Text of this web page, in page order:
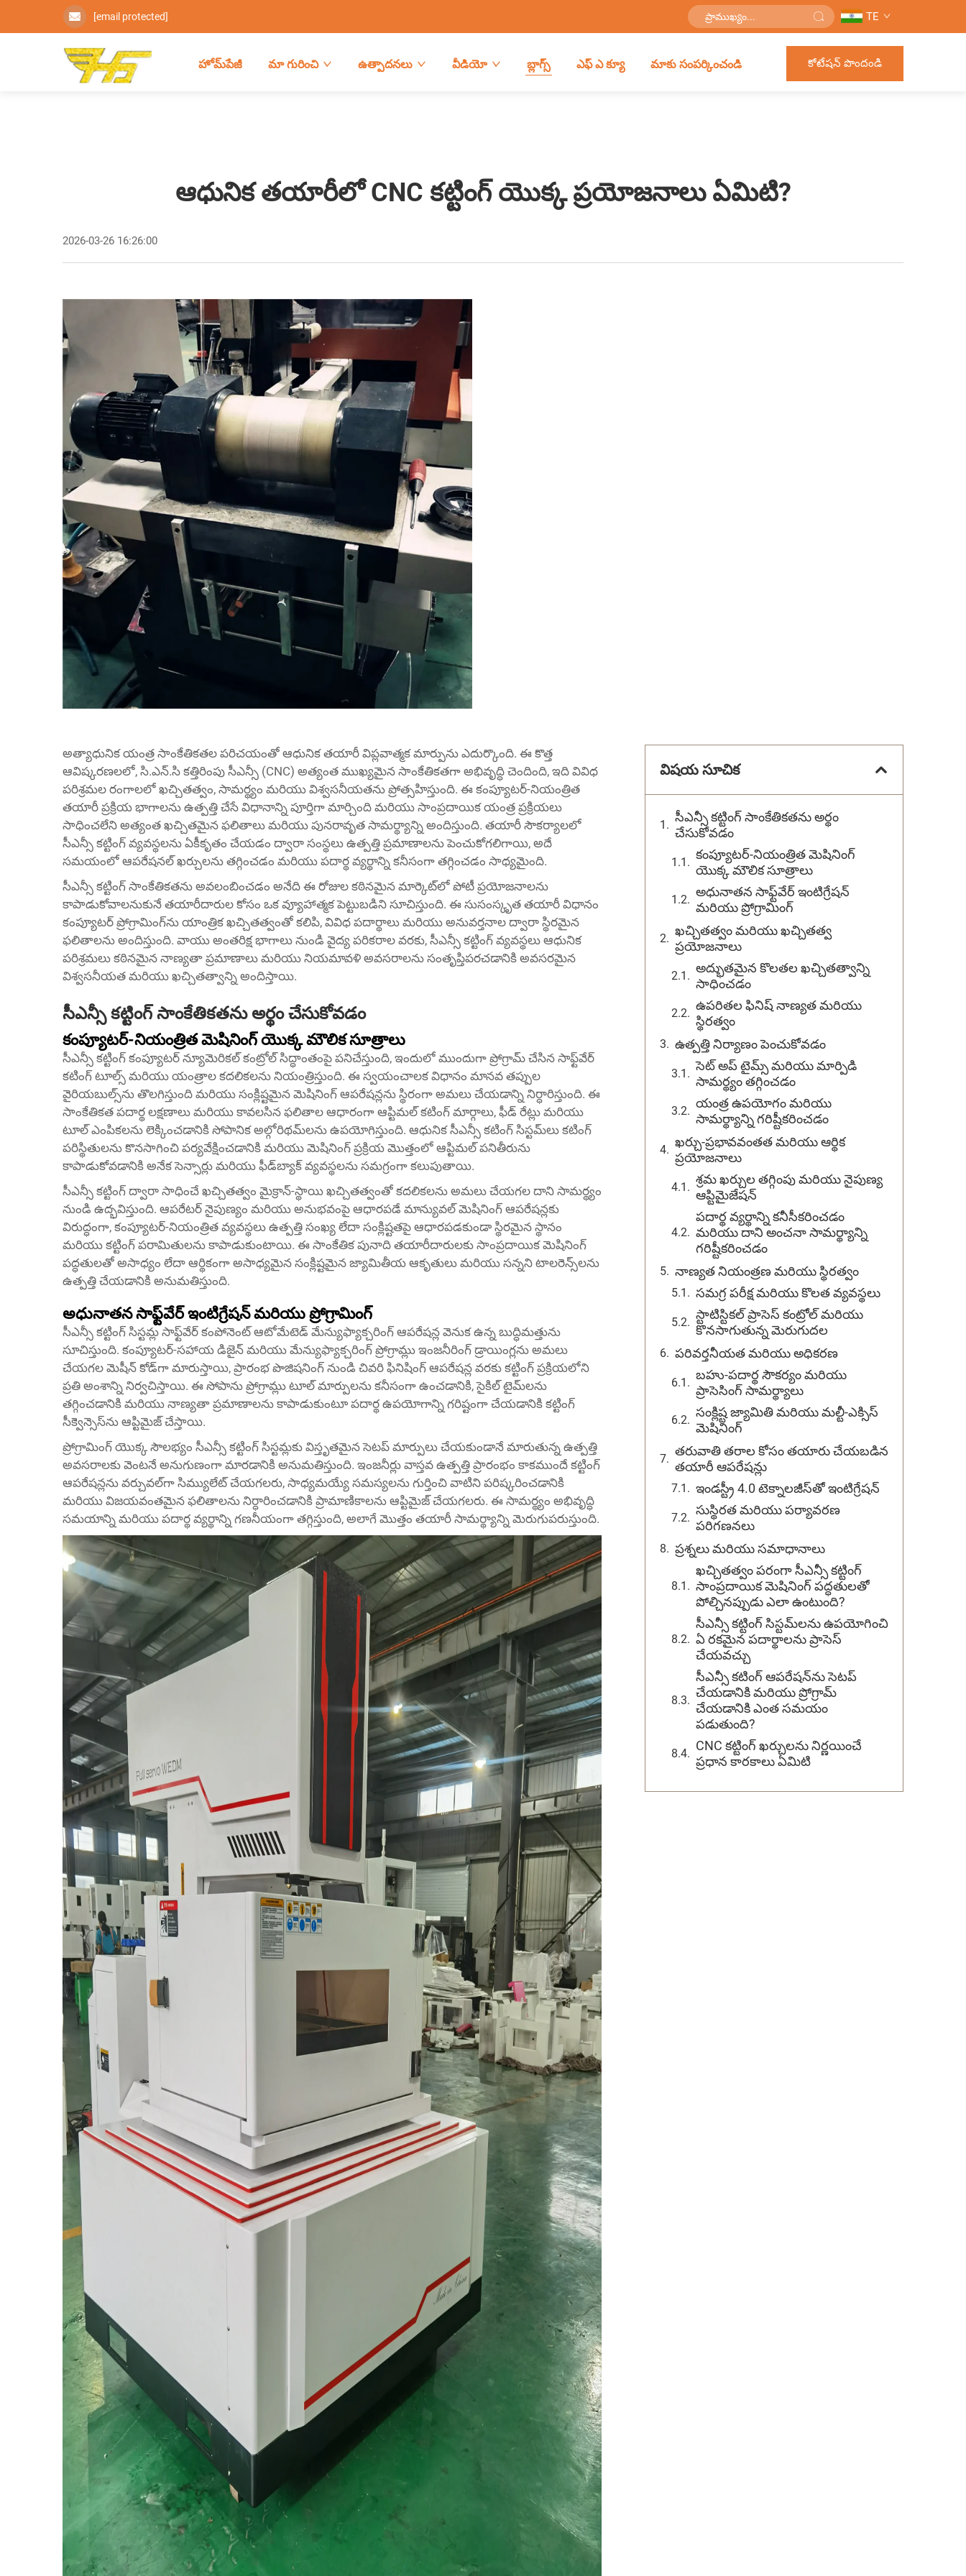
[email protected] TE
హోమ్‌పేజీ మా గురించి ఉత్పాదనలు వీడియో బ్లాగ్స్ ఎఫ్ ఎ క్యూ మాకు సంపర్కించండి కోటేషన్ పొందండి
ఆధునిక తయారీలో CNC కట్టింగ్ యొక్క ప్రయోజనాలు ఏమిటి?
2026-03-26 16:26:00
అత్యాధునిక యంత్ర సాంకేతికతల పరిచయంతో ఆధునిక తయారీ విప్లవాత్మక మార్పును ఎదుర్కొంది. ఈ కొత్త
ఆవిష్కరణలలో, సి.ఎన్.సి కత్తిరింపు సీఎన్సీ (CNC) అత్యంత ముఖ్యమైన సాంకేతికతగా అభివృద్ధి చెందింది, ఇది వివిధ
పరిశ్రమల రంగాలలో ఖచ్చితత్వం, సామర్థ్యం మరియు విశ్వసనీయతను ప్రోత్సహిస్తుంది. ఈ కంప్యూటర్-నియంత్రిత
తయారీ ప్రక్రియ భాగాలను ఉత్పత్తి చేసే విధానాన్ని పూర్తిగా మార్చింది మరియు సాంప్రదాయిక యంత్ర ప్రక్రియలు
సాధించలేని అత్యంత ఖచ్చితమైన ఫలితాలు మరియు పునరావృత సామర్థ్యాన్ని అందిస్తుంది. తయారీ సౌకర్యాలలో
సీఎన్సీ కట్టింగ్ వ్యవస్థలను ఏకీకృతం చేయడం ద్వారా సంస్థలు ఉత్పత్తి ప్రమాణాలను పెంచుకోగలిగాయి, అదే
సమయంలో ఆపరేషనల్ ఖర్చులను తగ్గించడం మరియు పదార్థ వ్యర్థాన్ని కనీసంగా తగ్గించడం సాధ్యమైంది.
సీఎన్సీ కట్టింగ్ సాంకేతికతను అవలంబించడం అనేది ఈ రోజుల కఠినమైన మార్కెట్‌లో పోటీ ప్రయోజనాలను
కాపాడుకోవాలనుకునే తయారీదారుల కోసం ఒక వ్యూహాత్మక పెట్టుబడిని సూచిస్తుంది. ఈ సుసంస్కృత తయారీ విధానం
కంప్యూటర్ ప్రోగ్రామింగ్‌ను యాంత్రిక ఖచ్చితత్వంతో కలిపి, వివిధ పదార్థాలు మరియు అనువర్తనాల ద్వారా స్థిరమైన
ఫలితాలను అందిస్తుంది. వాయు అంతరిక్ష భాగాలు నుండి వైద్య పరికరాల వరకు, సీఎన్సీ కట్టింగ్ వ్యవస్థలు ఆధునిక
పరిశ్రమలు కఠినమైన నాణ్యతా ప్రమాణాలు మరియు నియమావళి అవసరాలను సంతృప్తిపరచడానికి అవసరమైన
విశ్వసనీయత మరియు ఖచ్చితత్వాన్ని అందిస్తాయి.
సీఎన్సీ కట్టింగ్ సాంకేతికతను అర్థం చేసుకోవడం
కంప్యూటర్-నియంత్రిత మెషినింగ్ యొక్క మౌలిక సూత్రాలు
సీఎన్సీ కట్టింగ్ కంప్యూటర్ న్యూమెరికల్ కంట్రోల్ సిద్ధాంతంపై పనిచేస్తుంది, ఇందులో ముందుగా ప్రోగ్రామ్ చేసిన సాఫ్ట్‌వేర్
కటింగ్ టూల్స్ మరియు యంత్రాల కదలికలను నియంత్రిస్తుంది. ఈ స్వయంచాలక విధానం మానవ తప్పుల
వైరియబుల్స్‌ను తొలగిస్తుంది మరియు సంక్లిష్టమైన మెషినింగ్ ఆపరేషన్లను స్థిరంగా అమలు చేయడాన్ని నిర్ధారిస్తుంది. ఈ
సాంకేతికత పదార్థ లక్షణాలు మరియు కావలసిన ఫలితాల ఆధారంగా ఆప్టిమల్ కటింగ్ మార్గాలు, ఫీడ్ రేట్లు మరియు
టూల్ ఎంపికలను లెక్కించడానికి సోపానిక అల్గోరిథమ్‌లను ఉపయోగిస్తుంది. ఆధునిక సీఎన్సీ కటింగ్ సిస్టమ్‌లు కటింగ్
పరిస్థితులను కొనసాగించి పర్యవేక్షించడానికి మరియు మెషినింగ్ ప్రక్రియ మొత్తంలో ఆప్టిమల్ పనితీరును
కాపాడుకోవడానికి అనేక సెన్సార్లు మరియు ఫీడ్‌బ్యాక్ వ్యవస్థలను సమగ్రంగా కలుపుతాయి.
సీఎన్సీ కట్టింగ్ ద్వారా సాధించే ఖచ్చితత్వం మైక్రాన్-స్థాయి ఖచ్చితత్వంతో కదలికలను అమలు చేయగల దాని సామర్థ్యం
నుండి ఉద్భవిస్తుంది. ఆపరేటర్ నైపుణ్యం మరియు అనుభవంపై ఆధారపడే మాన్యువల్ మెషినింగ్ ఆపరేషన్లకు
విరుద్ధంగా, కంప్యూటర్-నియంత్రిత వ్యవస్థలు ఉత్పత్తి సంఖ్య లేదా సంక్లిష్టతపై ఆధారపడకుండా స్థిరమైన స్థానం
మరియు కట్టింగ్ పరామితులను కాపాడుకుంటాయి. ఈ సాంకేతిక పునాది తయారీదారులకు సాంప్రదాయిక మెషినింగ్
పద్ధతులతో అసాధ్యం లేదా ఆర్థికంగా అసాధ్యమైన సంక్లిష్టమైన జ్యామితీయ ఆకృతులు మరియు సన్నని టాలరెన్స్‌లను
ఉత్పత్తి చేయడానికి అనుమతిస్తుంది.
అధునాతన సాఫ్ట్‌వేర్ ఇంటిగ్రేషన్ మరియు ప్రోగ్రామింగ్
సీఎన్సీ కట్టింగ్ సిస్టమ్ల సాఫ్ట్‌వేర్ కంపోనెంట్ ఆటోమేటెడ్ మేన్యుఫ్యాక్చరింగ్ ఆపరేషన్ల వెనుక ఉన్న బుద్ధిమత్తును
సూచిస్తుంది. కంప్యూటర్-సహాయ డిజైన్ మరియు మేన్యుఫ్యాక్చరింగ్ ప్రోగ్రామ్లు ఇంజనీరింగ్ డ్రాయింగ్లను అమలు
చేయగల మెషీన్ కోడ్‌గా మారుస్తాయి, ప్రారంభ పొజిషనింగ్ నుండి చివరి ఫినిషింగ్ ఆపరేషన్ల వరకు కట్టింగ్ ప్రక్రియలోని
ప్రతి అంశాన్ని నిర్వచిస్తాయి. ఈ సోపాను ప్రోగ్రామ్లు టూల్ మార్పులను కనీసంగా ఉంచడానికి, సైకిల్ టైమ్‌లను
తగ్గించడానికి మరియు నాణ్యతా ప్రమాణాలను కాపాడుకుంటూ పదార్థ ఉపయోగాన్ని గరిష్టంగా చేయడానికి కట్టింగ్
సీక్వెన్సెస్‌ను ఆప్టిమైజ్ చేస్తాయి.
ప్రోగ్రామింగ్ యొక్క సౌలభ్యం సీఎన్సీ కట్టింగ్ సిస్టమ్లకు విస్తృతమైన సెటప్ మార్పులు చేయకుండానే మారుతున్న ఉత్పత్తి
అవసరాలకు వెంటనే అనుగుణంగా మారడానికి అనుమతిస్తుంది. ఇంజనీర్లు వాస్తవ ఉత్పత్తి ప్రారంభం కాకముందే కట్టింగ్
ఆపరేషన్లను వర్చువల్‌గా సిమ్యులేట్ చేయగలరు, సాధ్యమయ్యే సమస్యలను గుర్తించి వాటిని పరిష్కరించడానికి
మరియు విజయవంతమైన ఫలితాలను నిర్ధారించడానికి ప్రామాణికాలను ఆప్టిమైజ్ చేయగలరు. ఈ సామర్థ్యం అభివృద్ధి
సమయాన్ని మరియు పదార్థ వ్యర్థాన్ని గణనీయంగా తగ్గిస్తుంది, అలాగే మొత్తం తయారీ సామర్థ్యాన్ని మెరుగుపరుస్తుంది.
విషయ సూచిక
సీఎన్సీ కట్టింగ్ సాంకేతికతను అర్థం
చేసుకోవడం
కంప్యూటర్-నియంత్రిత మెషినింగ్
యొక్క మౌలిక సూత్రాలు
అధునాతన సాఫ్ట్‌వేర్ ఇంటిగ్రేషన్
మరియు ప్రోగ్రామింగ్
ఖచ్చితత్వం మరియు ఖచ్చితత్వ
ప్రయోజనాలు
అద్భుతమైన కొలతల ఖచ్చితత్వాన్ని
సాధించడం
ఉపరితల ఫినిష్ నాణ్యత మరియు
స్థిరత్వం
ఉత్పత్తి నిర్యాణం పెంచుకోవడం
సెట్ అప్ టైమ్స్ మరియు మార్పిడి
సామర్థ్యం తగ్గించడం
యంత్ర ఉపయోగం మరియు
సామర్థ్యాన్ని గరిష్టీకరించడం
ఖర్చు-ప్రభావవంతత మరియు ఆర్థిక
ప్రయోజనాలు
శ్రమ ఖర్చుల తగ్గింపు మరియు నైపుణ్య
ఆప్టిమైజేషన్
పదార్థ వ్యర్థాన్ని కనీసీకరించడం
మరియు దాని అంచనా సామర్థ్యాన్ని
గరిష్టీకరించడం
నాణ్యత నియంత్రణ మరియు స్థిరత్వం
సమగ్ర పరీక్ష మరియు కొలత వ్యవస్థలు
స్టాటిస్టికల్ ప్రాసెస్ కంట్రోల్ మరియు
కొనసాగుతున్న మెరుగుదల
పరివర్తనీయత మరియు అధికరణ
బహు-పదార్థ సౌకర్యం మరియు
ప్రాసెసింగ్ సామర్థ్యాలు
సంక్లిష్ట జ్యామితి మరియు మల్టీ-ఎక్సిస్
మెషినింగ్
తరువాతి తరాల కోసం తయారు చేయబడిన
తయారీ ఆపరేషన్లు
ఇండస్ట్రీ 4.0 టెక్నాలజీస్‌తో ఇంటిగ్రేషన్
సుస్థిరత మరియు పర్యావరణ
పరిగణనలు
ప్రశ్నలు మరియు సమాధానాలు
ఖచ్చితత్వం పరంగా సీఎన్సీ కట్టింగ్
సాంప్రదాయిక మెషినింగ్ పద్ధతులతో
పోల్చినప్పుడు ఎలా ఉంటుంది?
సీఎన్సీ కట్టింగ్ సిస్టమ్‌లను ఉపయోగించి
ఏ రకమైన పదార్థాలను ప్రాసెస్
చేయవచ్చు
సీఎన్సీ కటింగ్ ఆపరేషన్‌ను సెటప్
చేయడానికి మరియు ప్రోగ్రామ్
చేయడానికి ఎంత సమయం
పడుతుంది?
CNC కట్టింగ్ ఖర్చులను నిర్ణయించే
ప్రధాన కారకాలు ఏమిటి